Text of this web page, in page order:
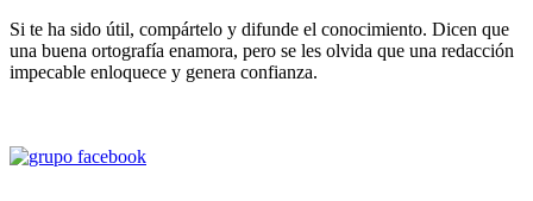
Si te ha sido útil, compártelo y difunde el conocimiento. Dicen que
una buena ortografía enamora, pero se les olvida que una redacción
impecable enloquece y genera confianza.